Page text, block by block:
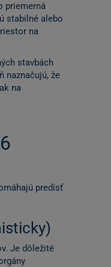
priemerná
stabilné alebo
na
stavbách
naznačujú, že
na
predísť
Je dôležité